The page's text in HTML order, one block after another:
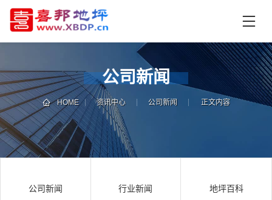
页
中
心
技
术
支
持
资
讯
中
公司新闻
HOME 资讯中心 公司新闻 正文内容
公司新闻 行业新闻 地坪百科